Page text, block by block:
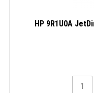
HP 9R1U0A